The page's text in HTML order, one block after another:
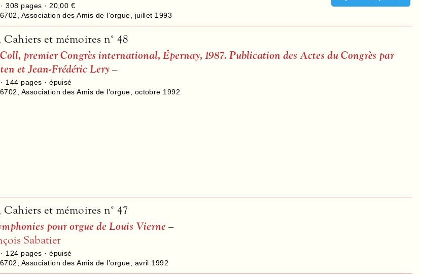
·308 pages ·20,00 €
, Association des Amis de l’orgue, juillet 1993
Cahiers et mémoires n° 48
premier Congrès international, Épernay, 1987. Publication des Actes du Congrès par
et Jean-Frédéric Lery–
144 pages · épuisé
, Association des Amis de l’orgue, octobre 1992
Cahiers et mémoires n° 47
pour orgue de Louis Vierne –
Sabatier
124 pages · épuisé
, Association des Amis de l’orgue, avril 1992